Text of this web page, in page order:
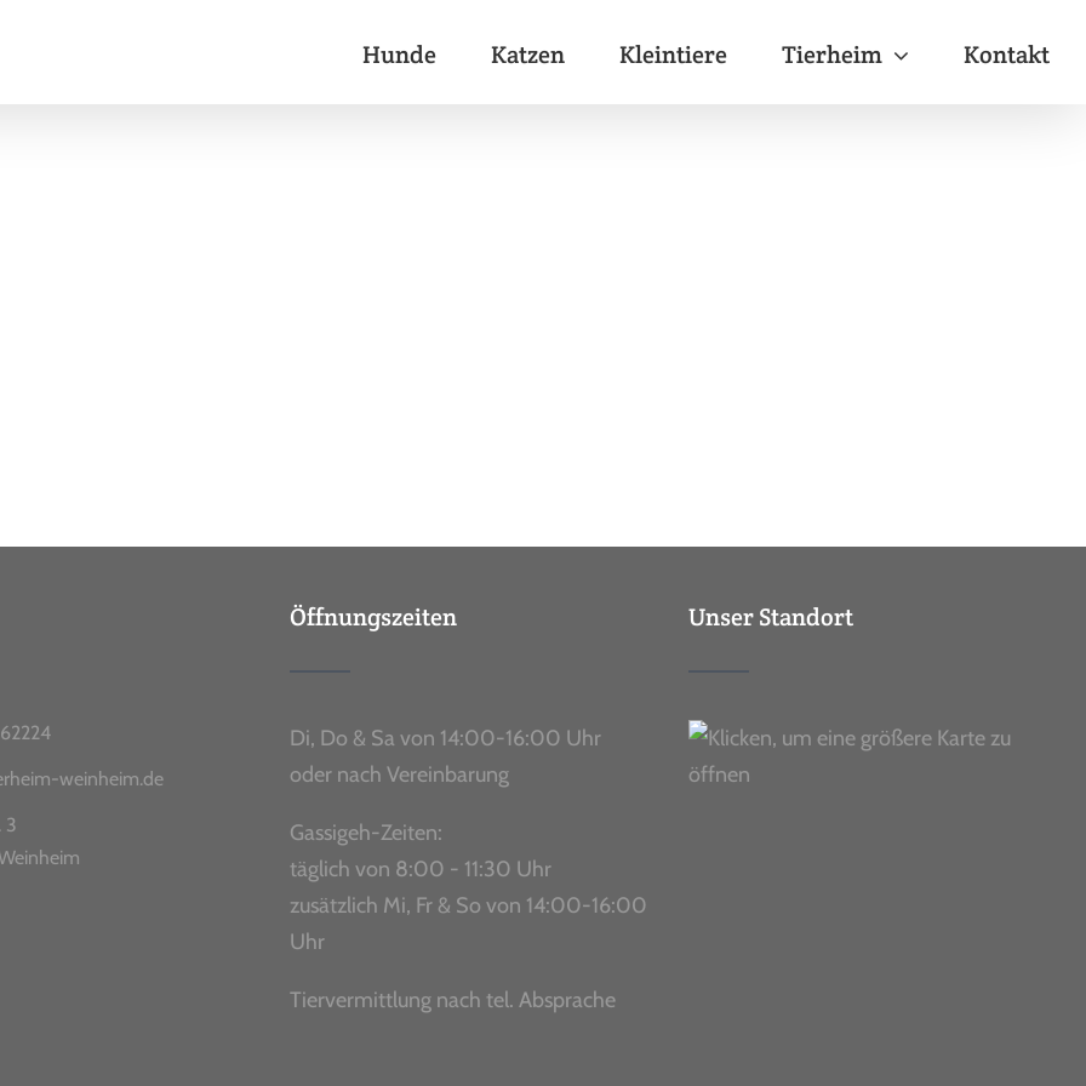
Hunde Katzen Kleintiere Tierheim Kontakt
weinheim.de
3
Öffnungszeiten
Di, Do & Sa von 14:00-16:00 Uhr
oder nach Vereinbarung
Gassigeh-Zeiten:
täglich von 8:00 - 11:30 Uhr
zusätzlich Mi, Fr & So von 14:00-16:00
Uhr
Tiervermittlung nach tel. Absprache
Unser Standort